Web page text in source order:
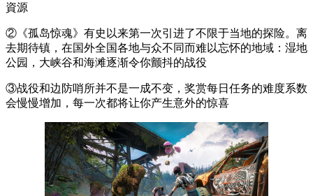
資源
②《孤岛惊魂》有史以来第一次引进了不限于当地的探险。离
去期待镇，在国外全国各地与众不同而难以忘怀的地域：湿地
公园，大峡谷和海滩逐渐令你颤抖的战役
③战役和边防哨所并不是一成不变，奖赏每日任务的难度系数
会慢慢增加，每一次都将让你产生意外的惊喜